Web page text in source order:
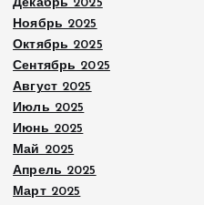
Декабрь 2025
Ноябрь 2025
Октябрь 2025
Сентябрь 2025
Август 2025
Июль 2025
Июнь 2025
Май 2025
Апрель 2025
Март 2025